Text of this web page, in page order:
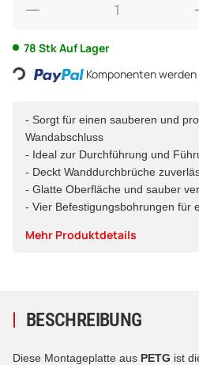
78 Stk Auf Lager
Loading... Komponenten
- Sorgt für einen sauberen und
Wandabschluss
- Ideal zur Durchführung und
- Deckt Wanddurchbrüche
- Glatte Oberfläche und sauber
- Vier Befestigungsbohrungen für
Mehr Produktdetails
BESCHREIBUNG
Diese Montageplatte aus PETG ist